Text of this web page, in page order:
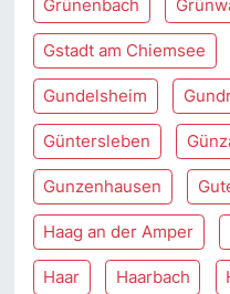
Grünenbach
Gstadt am Chiemsee
Gundelsheim
Güntersleben
Gunzenhausen
Haag an der Amper
Haar Haarbach